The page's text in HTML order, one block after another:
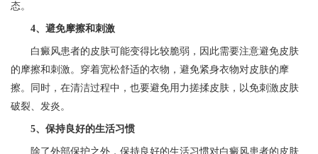
态。
4、避免摩擦和刺激
白癜风患者的皮肤可能变得比较脆弱，因此需要注意避免皮肤
的摩擦和刺激。穿着宽松舒适的衣物，避免紧身衣物对皮肤的摩
擦。同时，在清洁过程中，也要避免用力搓揉皮肤，以免刺激皮肤
破裂、发炎。
5、保持良好的生活习惯
除了外部保护之外，保持良好的生活习惯对白癜风患者的皮肤